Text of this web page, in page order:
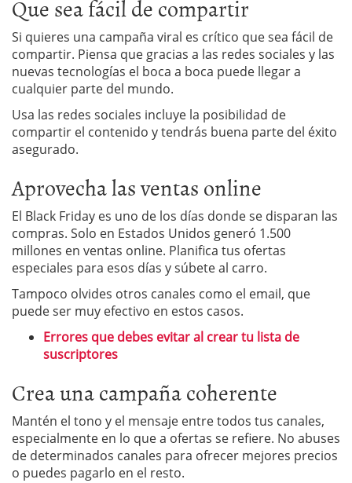
Que sea fácil de compartir
Si quieres una campaña viral es crítico que sea fácil de
compartir. Piensa que gracias a las redes sociales y las
nuevas tecnologías el boca a boca puede llegar a
cualquier parte del mundo.
Usa las redes sociales incluye la posibilidad de
compartir el contenido y tendrás buena parte del éxito
asegurado.
Aprovecha las ventas online
El Black Friday es uno de los días donde se disparan las
compras. Solo en Estados Unidos generó 1.500
millones en ventas online. Planifica tus ofertas
especiales para esos días y súbete al carro.
Tampoco olvides otros canales como el email, que
puede ser muy efectivo en estos casos.
Errores que debes evitar al crear tu lista de
suscriptores
Crea una campaña coherente
Mantén el tono y el mensaje entre todos tus canales,
especialmente en lo que a ofertas se refiere. No abuses
de determinados canales para ofrecer mejores precios
o puedes pagarlo en el resto.